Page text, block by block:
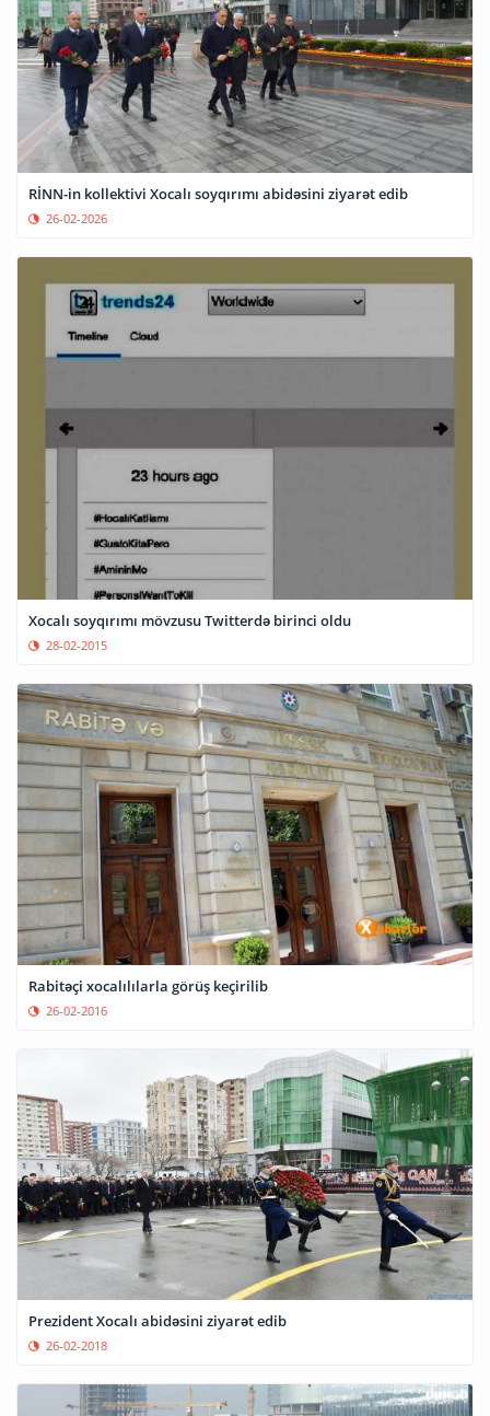
RİNN-in kollektivi Xocalı soyqırımı abidəsini ziyarət edib
26-02-2026
Xocalı soyqırımı mövzusu Twitterdə birinci oldu
28-02-2015
Rabitəçi xocalılılarla görüş keçirilib
26-02-2016
Prezident Xocalı abidəsini ziyarət edib
26-02-2018